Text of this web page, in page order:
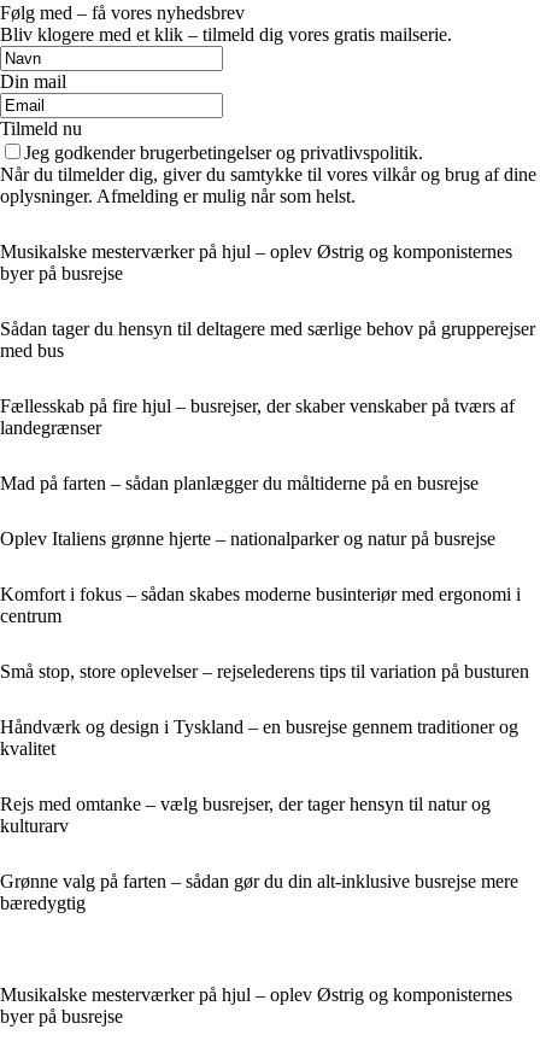
Følg med – få vores nyhedsbrev
Bliv klogere med et klik – tilmeld dig vores gratis mailserie.
Din mail
Tilmeld nu
Jeg godkender brugerbetingelser og privatlivspolitik.
Når du tilmelder dig, giver du samtykke til vores vilkår og brug af dine
oplysninger. Afmelding er mulig når som helst.
Musikalske mesterværker på hjul – oplev Østrig og komponisternes
byer på busrejse
Sådan tager du hensyn til deltagere med særlige behov på grupperejser
med bus
Fællesskab på fire hjul – busrejser, der skaber venskaber på tværs af
landegrænser
Mad på farten – sådan planlægger du måltiderne på en busrejse
Oplev Italiens grønne hjerte – nationalparker og natur på busrejse
Komfort i fokus – sådan skabes moderne businteriør med ergonomi i
centrum
Små stop, store oplevelser – rejselederens tips til variation på busturen
Håndværk og design i Tyskland – en busrejse gennem traditioner og
kvalitet
Rejs med omtanke – vælg busrejser, der tager hensyn til natur og
kulturarv
Grønne valg på farten – sådan gør du din alt-inklusive busrejse mere
bæredygtig
Musikalske mesterværker på hjul – oplev Østrig og komponisternes
byer på busrejse